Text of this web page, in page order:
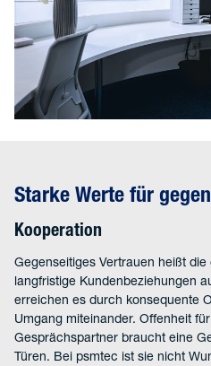
Starke Werte für
Kooperation
Gegenseitiges Vertrauen heißt
langfristige Kundenbeziehungen
erreichen es durch konsequente
Umgang miteinander. Offenheit
Gesprächspartner braucht eine
Türen. Bei psmtec ist sie nicht